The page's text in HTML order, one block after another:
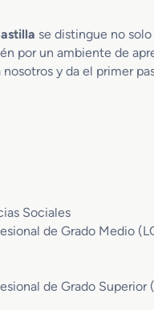
se distingue no
por un ambiente de
y da el primer
Sociales
de Grado Medio
de Grado Superior